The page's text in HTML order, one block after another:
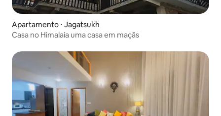
Apartamento ⋅ Jagatsukh
Casa no Himalaia uma casa em maçãs